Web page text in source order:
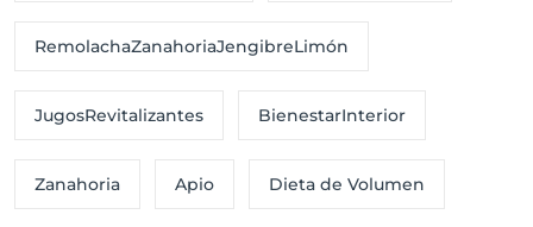
RemolachaZanahoriaJengibreLimón
JugosRevitalizantes BienestarInterior
Zanahoria Apio Dieta de Volumen